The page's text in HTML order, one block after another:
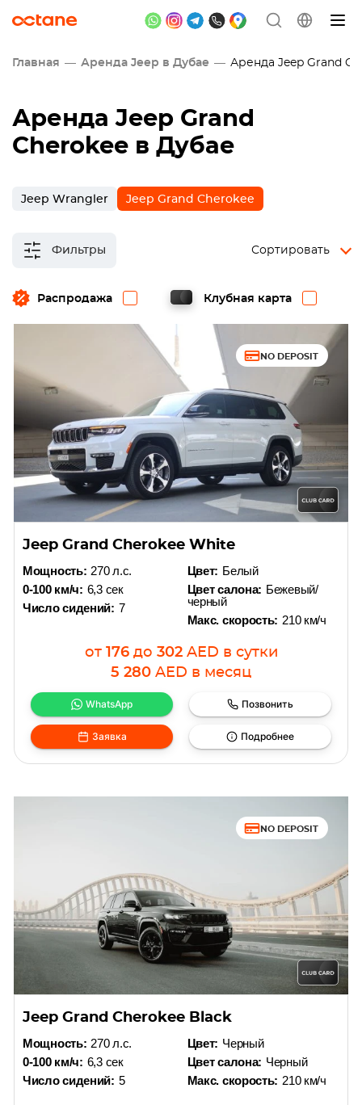
Главная Аренда Jeep в Дубае Аренда Jeep Grand
Аренда Jeep Grand
Cherokee в Дубае
Jeep Wrangler Jeep Grand Cherokee
Фильтры
Распродажа Клубная карта
Сортировать
NO DEPOSIT
Jeep Grand Cherokee White
Мощность: 270 л.с.
0-100 км/ч: 6,3 сек
Число сидений: 7
Цвет: Белый
Цвет салона: Бежевый/
черный
Макс. скорость: 210 км/ч
от 176 до 302 AED в сутки
5 280 AED в месяц
WhatsApp Позвонить
Заявка Подробнее
NO DEPOSIT
Jeep Grand Cherokee Black
Мощность: 270 л.с.
0-100 км/ч: 6,3 сек
Число сидений: 5
Цвет: Черный
Цвет салона: Черный
Макс. скорость: 210 км/ч